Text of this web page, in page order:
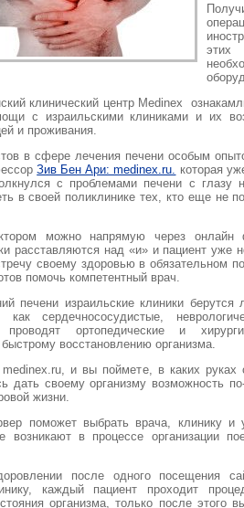
клинический центр Мedinex
с израильскими клиниками и их
и проживания.
в сфере лечения печени особым
Зив Бен Ари: medinex.ru.
которая
с проблемами печени с
в своей поликлинике тех, кто еще не
можно напрямую через
расставляются над «и» и пациент уже
своему здоровью в обязательном
помочь компетентный врач.
печени израильские клиники берутся
сердечнососудистые,
проводят ортопедические и
восстановлению организма.
и вы поймете, в каких руках
дать своему организму возможность
жизни.
поможет выбрать врача, клинику и
возникают в процессе организации
после одного посещения
каждый пациент проходит
организма, только после этого